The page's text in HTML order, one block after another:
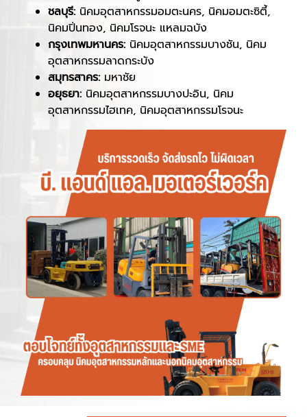
ชลบุรี: นิคมอุตสาหกรรมอมตะนคร, นิคมอมตะซิตี้,
นิคมปิ่นทอง, นิคมโรจนะ แหลมฉบัง
กรุงเทพมหานคร: นิคมอุตสาหกรรมบางชัน, นิคม
อุตสาหกรรมลาดกระบัง
สมุทรสาคร: มหาชัย
อยุธยา: นิคมอุตสาหกรรมบางปะอิน, นิคม
อุตสาหกรรมไฮเทค, นิคมอุตสาหกรรมโรจนะ